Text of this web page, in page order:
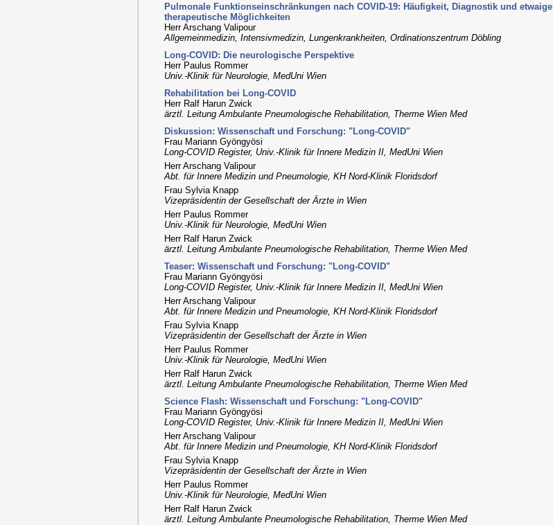
Pulmonale Funktionseinschränkungen nach COVID-19: Häufigkeit, Diagnostik und etwaige
therapeutische Möglichkeiten
Herr Arschang Valipour
Allgemeinmedizin, Intensivmedizin, Lungenkrankheiten, Ordinationszentrum Döbling
Long-COVID: Die neurologische Perspektive
Herr Paulus Rommer
Univ.-Klinik für Neurologie, MedUni Wien
Rehabilitation bei Long-COVID
Herr Ralf Harun Zwick
ärztl. Leitung Ambulante Pneumologische Rehabilitation, Therme Wien Med
Diskussion: Wissenschaft und Forschung: "Long-COVID"
Frau Mariann Gyöngyösi
Long-COVID Register, Univ.-Klinik für Innere Medizin II, MedUni Wien
Herr Arschang Valipour
Abt. für Innere Medizin und Pneumologie, KH Nord-Klinik Floridsdorf
Frau Sylvia Knapp
Vizepräsidentin der Gesellschaft der Ärzte in Wien
Herr Paulus Rommer
Univ.-Klinik für Neurologie, MedUni Wien
Herr Ralf Harun Zwick
ärztl. Leitung Ambulante Pneumologische Rehabilitation, Therme Wien Med
Teaser: Wissenschaft und Forschung: "Long-COVID"
Frau Mariann Gyöngyösi
Long-COVID Register, Univ.-Klinik für Innere Medizin II, MedUni Wien
Herr Arschang Valipour
Abt. für Innere Medizin und Pneumologie, KH Nord-Klinik Floridsdorf
Frau Sylvia Knapp
Vizepräsidentin der Gesellschaft der Ärzte in Wien
Herr Paulus Rommer
Univ.-Klinik für Neurologie, MedUni Wien
Herr Ralf Harun Zwick
ärztl. Leitung Ambulante Pneumologische Rehabilitation, Therme Wien Med
Science Flash: Wissenschaft und Forschung: "Long-COVID"
Frau Mariann Gyöngyösi
Long-COVID Register, Univ.-Klinik für Innere Medizin II, MedUni Wien
Herr Arschang Valipour
Abt. für Innere Medizin und Pneumologie, KH Nord-Klinik Floridsdorf
Frau Sylvia Knapp
Vizepräsidentin der Gesellschaft der Ärzte in Wien
Herr Paulus Rommer
Univ.-Klinik für Neurologie, MedUni Wien
Herr Ralf Harun Zwick
ärztl. Leitung Ambulante Pneumologische Rehabilitation, Therme Wien Med